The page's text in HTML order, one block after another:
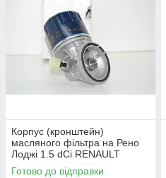
Корпус (кронштейн)
масляного фільтра на Рено
Лоджі 1.5 dCi RENAULT
(Оригінал) - 8201056869
Готово до відправки